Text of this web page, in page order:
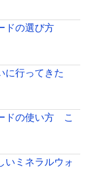
ドの選び方
に行ってきた
ドの使い方 こ
いミネラルウォ